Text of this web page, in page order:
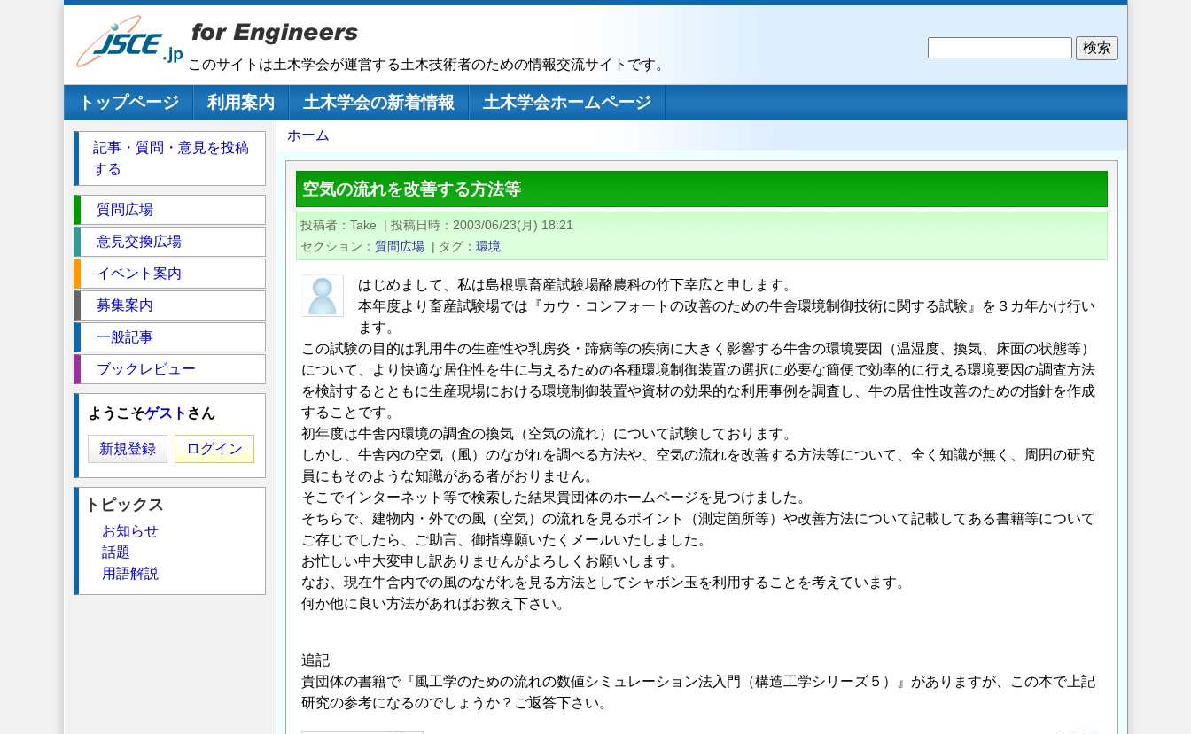
このサイトは土木学会が運営する土木技術者のための情報交流サイトです。
メインナビゲーション
トップページ 利用案内 土木学会の新着情報
土木学会ホームページ
パ
ン
く
ず
ホーム
空気の流れを改善する方法等
投稿者 Take | 投稿日時
2003/06/23(月) 18:21
セクション
質問広場 | タグ 環境
はじめまして、私は島根県畜産試験場酪農科の竹下幸広と申します。
本年度より畜産試験場では『カウ・コンフォートの改善のための牛舎環境制御技術に関する試験』を３カ年かけ行い
ます。
この試験の目的は乳用牛の生産性や乳房炎・蹄病等の疾病に大きく影響する牛舎の環境要因（温湿度、換気、床面の状態等）
について、より快適な居住性を牛に与えるための各種環境制御装置の選択に必要な簡便で効率的に行える環境要因の調査方法
を検討するとともに生産現場における環境制御装置や資材の効果的な利用事例を調査し、牛の居住性改善のための指針を作成
することです。
初年度は牛舎内環境の調査の換気（空気の流れ）について試験しております。
しかし、牛舎内の空気（風）のながれを調べる方法や、空気の流れを改善する方法等について、全く知識が無く、周囲の研究
員にもそのような知識がある者がおりません。
そこでインターネット等で検索した結果貴団体のホームページを見つけました。
そちらで、建物内・外での風（空気）の流れを見るポイント（測定箇所等）や改善方法について記載してある書籍等について
ご存じでしたら、ご助言、御指導願いたくメールいたしました。
お忙しい中大変申し訳ありませんがよろしくお願いします。
なお、現在牛舎内での風のながれを見る方法としてシャボン玉を利用することを考えています。
何か他に良い方法があればお教え下さい。
追記
貴団体の書籍で『風工学のための流れの数値シミュレーション法入門（構造工学シリーズ５）』がありますが、この本で上記
研究の参考になるのでしょうか？ご返答下さい。
記事・質問・意見を投稿
する
ク
シ
質問広場
意見交換広場
イベント案内
募集案内
一般記事
ブックレビュー
ようこそゲスト さん
新規登録 ログイン
トピックス
お知らせ
話題
用語解説